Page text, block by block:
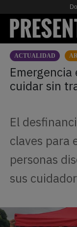
ACTUALIDAD
ESCUELA
NOSOTRES
ACTUALIDAD
cuidar sin
El
claves para
personas
sus